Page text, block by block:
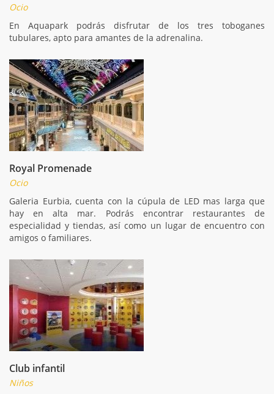
Ocio
En Aquapark podrás disfrutar de los tres toboganes
tubulares, apto para amantes de la adrenalina.
Royal Promenade
Ocio
Galeria Eurbia, cuenta con la cúpula de LED mas larga que
hay en alta mar. Podrás encontrar restaurantes de
especialidad y tiendas, así como un lugar de encuentro con
amigos o familiares.
Club infantil
Niños